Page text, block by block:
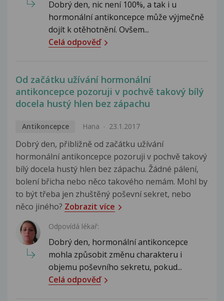
Dobrý den, nic není 100%, a tak i u
hormonální antikoncepce může výjmečně
dojít k otěhotnění. Ovšem...
Celá odpověď
Od začátku užívání hormonální
antikoncepce pozoruji v pochvě takový bílý
docela hustý hlen bez zápachu
Antikoncepce Hana 23.1.2017
Dobrý den, přibližně od začátku užívání
hormonální antikoncepce pozoruji v pochvě takový
bílý docela hustý hlen bez zápachu. Žádné pálení,
bolení břicha nebo něco takového nemám. Mohl by
to být třeba jen zhuštěný poševní sekret, nebo
něco jiného? Zobrazit více
Odpovídá lékař:
Dobrý den, hormonální antikoncepce
mohla způsobit změnu charakteru i
objemu poševního sekretu, pokud...
Celá odpověď